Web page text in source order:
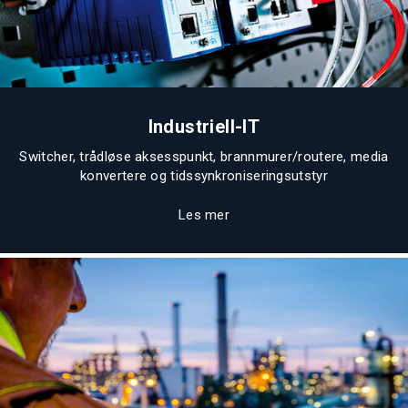
Industriell-IT
Switcher, trådløse aksesspunkt, brannmurer/routere, media
konvertere og tidssynkroniseringsutstyr
Les mer